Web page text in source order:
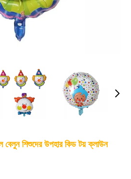
বেলুন শিশুদের উপহার কিড টয় ক্লাউন